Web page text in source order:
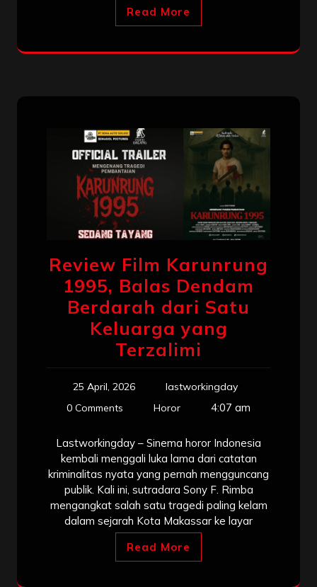
Read More
Review Film Karunrung
1995, Balas Dendam
Berdarah dari Satu
Keluarga yang
Terzalimi
25 April, 2026
lastworkingday
0 Comments
Horor 4:07 am
Lastworkingday – Sinema horor Indonesia
kembali menggali luka lama dari catatan
kriminalitas nyata yang pernah mengguncang
publik. Kali ini, sutradara Sony F. Rimba
mengangkat salah satu tragedi paling kelam
dalam sejarah Kota Makassar ke layar
Read More